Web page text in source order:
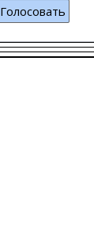
Голосовать